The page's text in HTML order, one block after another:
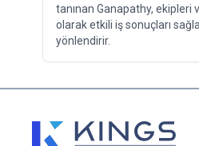
tanınan Ganapathy, ekipleri
olarak etkili iş sonuçları
yönlendirir.